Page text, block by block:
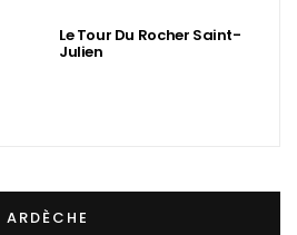
Le Tour Du Rocher Saint-
Julien
ARDÈCHE